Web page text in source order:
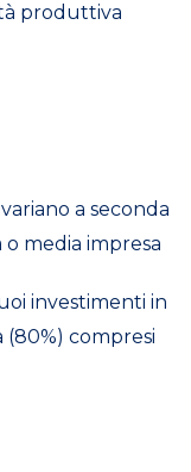
produttiva
a seconda
media impresa
investimenti in
(80%) compresi